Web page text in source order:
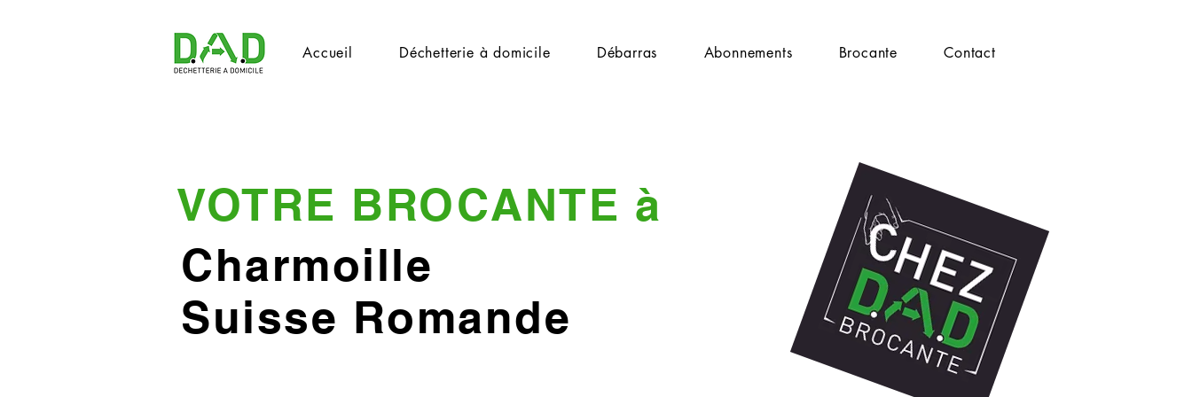
Accueil Déchetterie à domicile Débarras Abonnements Brocante Contact
VOTRE BROCANTE à
Charmoille
Suisse Romande